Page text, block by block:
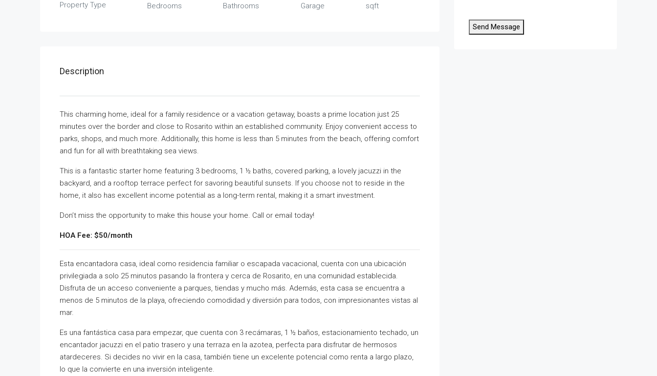
Property Type Bedrooms Bathrooms Garage sqft
Description
This charming home, ideal for a family residence or a vacation getaway, boasts a prime location just 25
minutes over the border and close to Rosarito within an established community. Enjoy convenient access to
parks, shops, and much more. Additionally, this home is less than 5 minutes from the beach, offering comfort
and fun for all with breathtaking sea views.
This is a fantastic starter home featuring 3 bedrooms, 1 ½ baths, covered parking, a lovely jacuzzi in the
backyard, and a rooftop terrace perfect for savoring beautiful sunsets. If you choose not to reside in the
home, it also has excellent income potential as a long-term rental, making it a smart investment.
Don’t miss the opportunity to make this house your home. Call or email today!
HOA Fee: $50/month
Esta encantadora casa, ideal como residencia familiar o escapada vacacional, cuenta con una ubicación
privilegiada a solo 25 minutos pasando la frontera y cerca de Rosarito, en una comunidad establecida.
Disfruta de un acceso conveniente a parques, tiendas y mucho más. Además, esta casa se encuentra a
menos de 5 minutos de la playa, ofreciendo comodidad y diversión para todos, con impresionantes vistas al
mar.
Es una fantástica casa para empezar, que cuenta con 3 recámaras, 1 ½ baños, estacionamiento techado, un
encantador jacuzzi en el patio trasero y una terraza en la azotea, perfecta para disfrutar de hermosos
atardeceres. Si decides no vivir en la casa, también tiene un excelente potencial como renta a largo plazo,
lo que la convierte en una inversión inteligente.
Send Message